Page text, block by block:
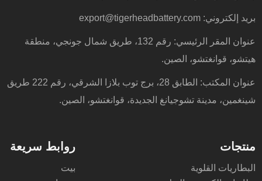
بريد إلكتروني:export@tigerheadbattery.com
عنوان المقر الرئيسي: رقم 132، طريق شمال جونجي، منطقة
هيتشو، قوانغتشو، الصين.
عنوان المكتب: الطابق 28، برج توب بلازا الشرقي، رقم 222 طريق
شينغمين، مدينة تشوجيانغ الجديدة، قوانغتشو، الصين.
منتجات
البطاريات القلوية
روابط سريعة
بيت